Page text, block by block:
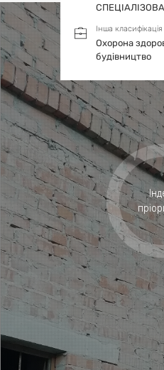
Інша класифікація
Охорона
будівництво